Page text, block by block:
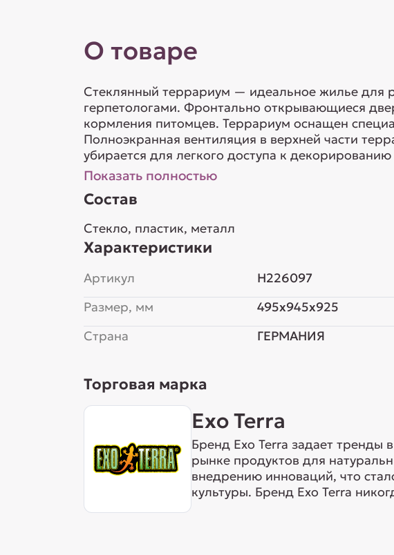
О товаре
Стеклянный террариум — идеальное жилье для
герпетологами. Фронтально открывающиеся
кормления питомцев. Террариум оснащен
Полноэкранная вентиляция в верхней части
убирается для легкого доступа к
Показать полностью
Состав
Стекло, пластик, металл
Характеристики
Артикул
H226097
Размер, мм
495x945x925
Страна
ГЕРМАНИЯ
Торговая марка
Exo Terra
Бренд Exo Terra задает тренды
рынке продуктов для
внедрению инноваций, что
культуры. Бренд Exo Terra